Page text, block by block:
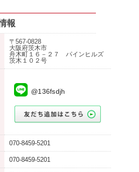
報
〒567-0828
大阪府茨木市
舟木町１６－２７ パインヒルズ
茨木１０２号
@136fsdjh
070-8459-5201
070-8459-5201